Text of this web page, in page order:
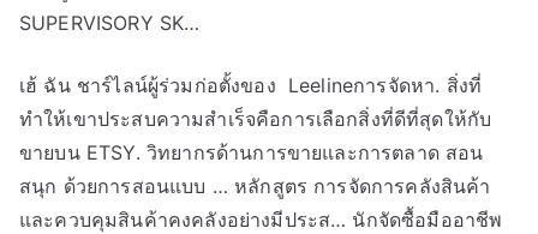
SUPERVISORY SK…
เฮ้ ฉัน ชาร์ไลน์ผู้ร่วมก่อตั้งของ Leelineการจัดหา. สิ่งที่
ทำให้เขาประสบความสำเร็จคือการเลือกสิ่งที่ดีที่สุดให้กับ
ขายบน ETSY. วิทยากรด้านการขายและการตลาด สอน
สนุก ด้วยการสอนแบบ … หลักสูตร การจัดการคลังสินค้า
และควบคุมสินค้าคงคลังอย่างมีประส… นักจัดซื้อมืออาชีพ